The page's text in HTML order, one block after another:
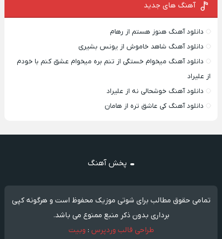
آهنگ های جدید
دانلود آهنگ هنوز هستم از رهام
دانلود آهنگ شاهد خاموش از یونس بشیری
دانلود آهنگ میخوام خستگی از تنم بره میخوام عشق کنم با خودم
از علیراد
دانلود آهنگ خوشحالی نه از علیراد
دانلود آهنگ کی عاشق تره از هامان
پخش آهنگ
تمامی حقوق مطالب برای شوتی موزیک محفوظ است و هرگونه کپی
برداری بدون ذکر منبع ممنوع می باشد.
طراحی قالب وردپرس : وبیت